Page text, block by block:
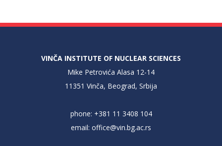
VINČA INSTITUTE OF NUCLEAR SCIENCES
Mike Petrovića Alasa 12-14
11351 Vinča, Beograd, Srbija
phone: +381 11 3408 104
email: office@vin.bg.ac.rs